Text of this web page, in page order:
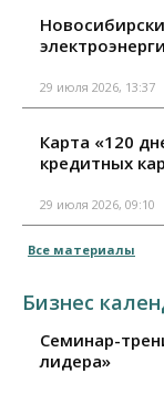
29 июля 2026, 13:37
Карта «120
кредитных
29 июля 2026, 09:10
Все материалы
Бизнес
Семинар-
лидера»